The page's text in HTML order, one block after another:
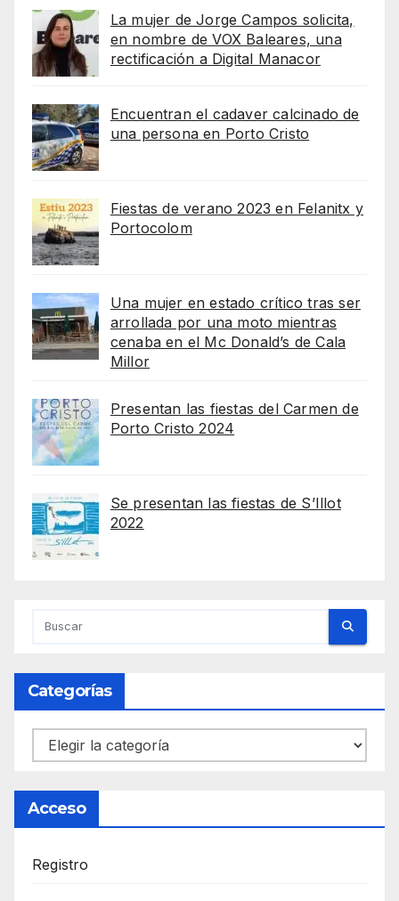
La mujer de Jorge Campos solicita,
en nombre de VOX Baleares, una
rectificación a Digital Manacor
Encuentran el cadaver calcinado de
una persona en Porto Cristo
Fiestas de verano 2023 en Felanitx y
Portocolom
Una mujer en estado crítico tras ser
arrollada por una moto mientras
cenaba en el Mc Donald’s de Cala
Millor
Presentan las fiestas del Carmen de
Porto Cristo 2024
Se presentan las fiestas de S’Illot
2022
Categorías
Categorías
Acceso
Registro